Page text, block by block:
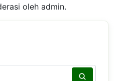
oleh admin.